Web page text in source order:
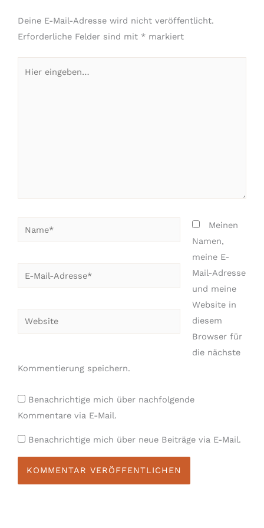
Deine E-Mail-Adresse wird nicht veröffentlicht.
Erforderliche Felder sind mit * markiert
Name*
E-
Mail-
Website
Meinen
Namen,
meine E-
Mail-Adresse
und meine
Website in
diesem
Browser für
die nächste
Kommentierung speichern.
Benachrichtige mich über nachfolgende
Kommentare via E-Mail.
Benachrichtige mich über neue Beiträge via E-Mail.